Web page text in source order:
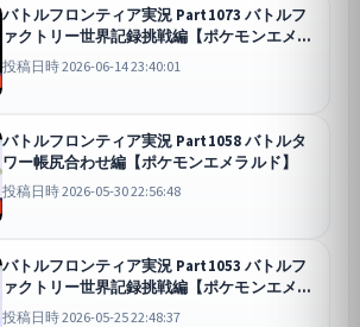
バトルフロンティア実況 Part1073 バトルフ
ァクトリー世界記録挑戦編【ポケモンエメラ
ルド】
投稿日時 2026-06-14 23:40:01
バトルフロンティア実況 Part1058 バトルタ
ワー帳尻合わせ編【ポケモンエメラルド】
投稿日時 2026-05-30 22:56:48
バトルフロンティア実況 Part1053 バトルフ
ァクトリー世界記録挑戦編【ポケモンエメラ
ルド】
投稿日時 2026-05-25 22:48:37